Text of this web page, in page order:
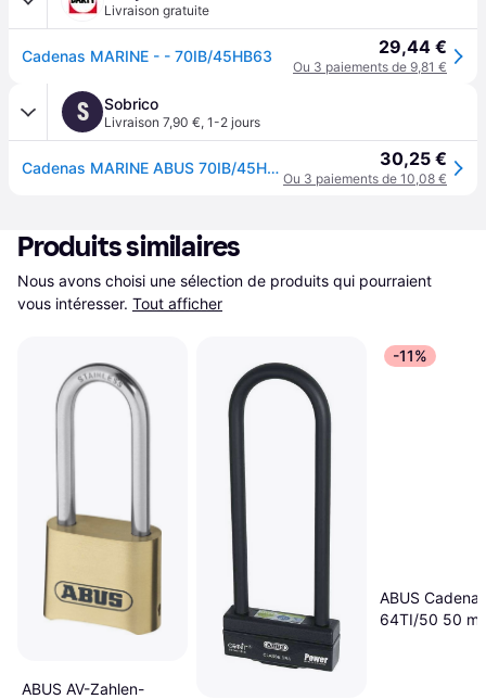
Livraison gratuite
Cadenas MARINE - - 70IB/45HB63 29,44 €
Ou 3 paiements de 9,81 €
S Sobrico
Livraison 7,90 €, 1-2 jours
Cadenas MARINE ABUS 70IB/45HB63 30,25 €
Ou 3 paiements de 10,08 €
Produits similaires
Nous avons choisi une sélection de produits qui pourraient
vous intéresser. Tout afficher
ABUS AV-Zahlen-
-11%
ABUS Cadenas
64TI/50 50